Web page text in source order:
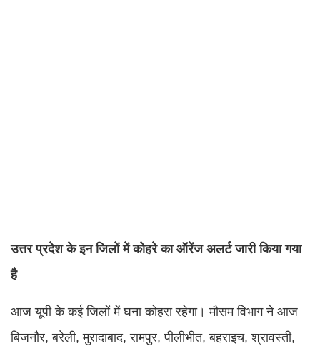
उत्तर प्रदेश के इन जिलों में कोहरे का ऑरेंज अलर्ट जारी किया गया
है
आज यूपी के कई जिलों में घना कोहरा रहेगा। मौसम विभाग ने आज
बिजनौर, बरेली, मुरादाबाद, रामपुर, पीलीभीत, बहराइच, श्रावस्ती,